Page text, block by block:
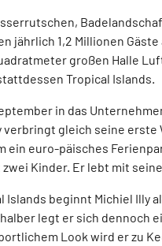
jährlich 1,2 Millionen
großen Halle
Tropical Islands.
in das
gleich seine erste
ein euro-päisches
Kinder. Er lebt mit
beginnt Michiel Illy
legt er sich dennoch
Look wird er zu